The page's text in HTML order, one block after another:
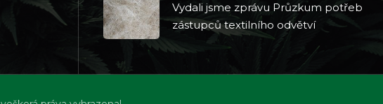
Vydali jsme zprávu Průzkum potřeb
zástupců textilního odvětví